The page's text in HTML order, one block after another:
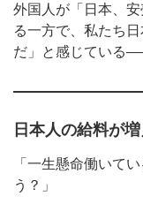
外国人が「日本、
る一方で、私たち
だ」と感じている
日本人の給料が
「一生懸命働いて
う？」